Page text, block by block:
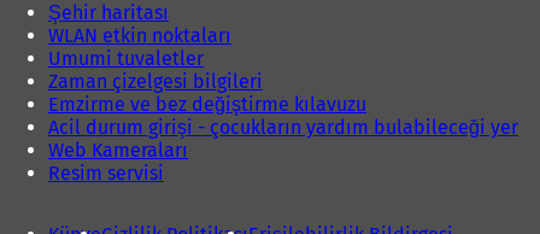
Şehir haritası
WLAN etkin noktaları
Umumi tuvaletler
Zaman çizelgesi bilgileri
Emzirme ve bez değiştirme kılavuzu
Acil durum girişi - çocukların yardım bulabileceği yer
Web Kameraları
Resim servisi